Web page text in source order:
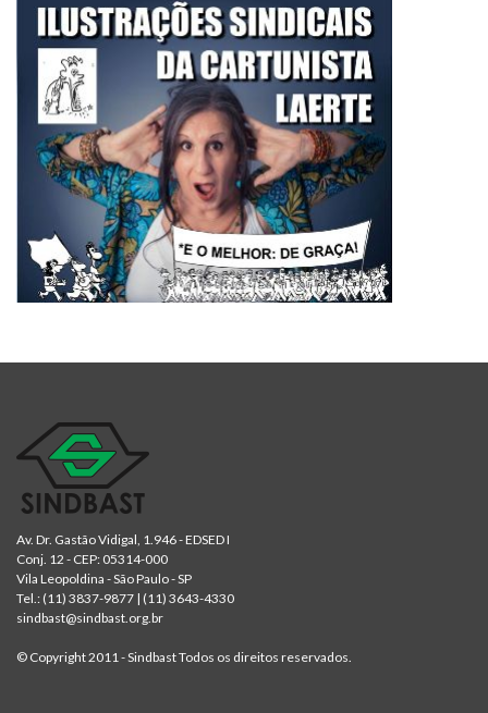
Av. Dr. Gastão Vidigal, 1.946 - EDSED I
Conj. 12 - CEP: 05314-000
Vila Leopoldina - São Paulo - SP
Tel.: (11) 3837-9877 | (11) 3643-4330
sindbast@sindbast.org.br
© Copyright 2011 - Sindbast Todos os direitos reservados.